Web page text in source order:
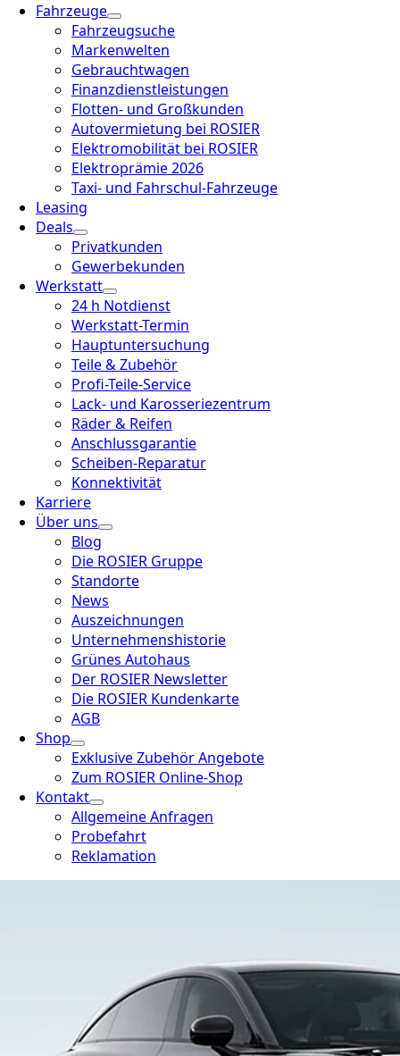
Fahrzeuge
Fahrzeugsuche
Markenwelten
Gebrauchtwagen
Finanzdienstleistungen
Flotten- und Großkunden
Autovermietung bei ROSIER
Elektromobilität bei ROSIER
Elektroprämie 2026
Taxi- und Fahrschul-Fahrzeuge
Leasing
Deals
Privatkunden
Gewerbekunden
Werkstatt
24 h Notdienst
Werkstatt-Termin
Hauptuntersuchung
Teile & Zubehör
Profi-Teile-Service
Lack- und Karosseriezentrum
Räder & Reifen
Anschlussgarantie
Scheiben-Reparatur
Konnektivität
Karriere
Über uns
Blog
Die ROSIER Gruppe
Standorte
News
Auszeichnungen
Unternehmenshistorie
Grünes Autohaus
Der ROSIER Newsletter
Die ROSIER Kundenkarte
AGB
Shop
Exklusive Zubehör Angebote
Zum ROSIER Online-Shop
Kontakt
Allgemeine Anfragen
Probefahrt
Reklamation